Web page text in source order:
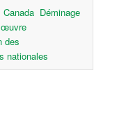
Canada Déminage
des
nationales